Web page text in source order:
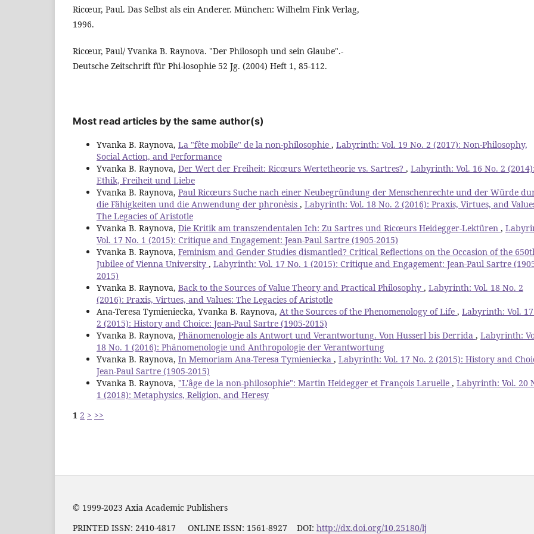
Ricœur, Paul. Das Selbst als ein Anderer. München: Wilhelm Fink Verlag,
1996.
Ricœur, Paul/ Yvanka B. Raynova. "Der Philosoph und sein Glaube".-
Deutsche Zeitschrift für Phi-losophie 52 Jg. (2004) Heft 1, 85-112.
Most read articles by the same author(s)
Yvanka B. Raynova, La "fête mobile" de la non-philosophie , Labyrinth: Vol. 19 No. 2 (2017): Non-Philosophy,
Social Action, and Performance
Yvanka B. Raynova, Der Wert der Freiheit: Ricœurs Wertetheorie vs. Sartres? , Labyrinth: Vol. 16 No. 2 (2014):
Ethik, Freiheit und Liebe
Yvanka B. Raynova, Paul Ricœurs Suche nach einer Neubegründung der Menschenrechte und der Würde
die Fähigkeiten und die Anwendung der phronèsis , Labyrinth: Vol. 18 No. 2 (2016): Praxis, Virtues, and
The Legacies of Aristotle
Yvanka B. Raynova, Die Kritik am transzendentalen Ich: Zu Sartres und Ricœurs Heidegger-Lektüren ,
Vol. 17 No. 1 (2015): Critique and Engagement: Jean-Paul Sartre (1905-2015)
Yvanka B. Raynova, Feminism and Gender Studies dismantled? Critical Reflections on the Occasion of the
Jubilee of Vienna University , Labyrinth: Vol. 17 No. 1 (2015): Critique and Engagement: Jean-Paul Sartre
2015)
Yvanka B. Raynova, Back to the Sources of Value Theory and Practical Philosophy , Labyrinth: Vol. 18 No. 2
(2016): Praxis, Virtues, and Values: The Legacies of Aristotle
Ana-Teresa Tymieniecka, Yvanka B. Raynova, At the Sources of the Phenomenology of Life , Labyrinth: Vol.
2 (2015): History and Choice: Jean-Paul Sartre (1905-2015)
Yvanka B. Raynova, Phänomenologie als Antwort und Verantwortung. Von Husserl bis Derrida , Labyrinth:
18 No. 1 (2016): Phänomenologie und Anthropologie der Verantwortung
Yvanka B. Raynova, In Memoriam Ana-Teresa Tymieniecka , Labyrinth: Vol. 17 No. 2 (2015): History and
Jean-Paul Sartre (1905-2015)
Yvanka B. Raynova, "L'âge de la non-philosophie": Martin Heidegger et François Laruelle , Labyrinth: Vol. 20
1 (2018): Metaphysics, Religion, and Heresy
1 2 > >>
© 1999-2023 Axia Academic Publishers
PRINTED ISSN: 2410-4817 ONLINE ISSN: 1561-8927 DOI: http://dx.doi.org/10.25180/lj